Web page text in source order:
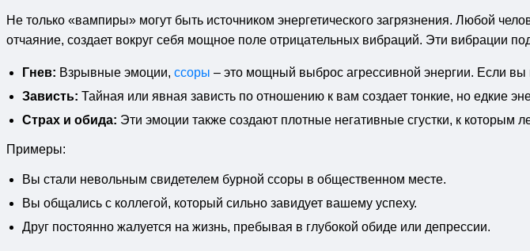
Не только «вампиры» могут быть источником энергетического загрязнения. Любой
отчаяние, создает вокруг себя мощное поле отрицательных вибраций. Эти вибрации
Гнев: Взрывные эмоции, ссоры – это мощный выброс агрессивной энергии. Если вы
Зависть: Тайная или явная зависть по отношению к вам создает тонкие, но едкие
Страх и обида: Эти эмоции также создают плотные негативные сгустки, к которым
Примеры:
Вы стали невольным свидетелем бурной ссоры в общественном месте.
Вы общались с коллегой, который сильно завидует вашему успеху.
Друг постоянно жалуется на жизнь, пребывая в глубокой обиде или депрессии.